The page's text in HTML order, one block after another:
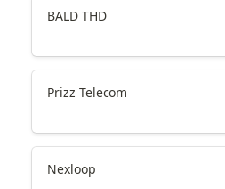
BALD THD
Prizz Telecom
Nexloop